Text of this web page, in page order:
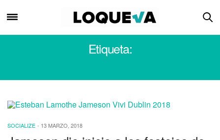
Etiqueta:
SOCIALIZE - 13 MARZO, 2018